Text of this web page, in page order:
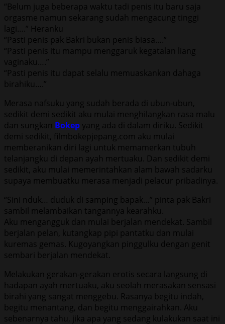
“Belum juga beberapa waktu tadi penis itu baru saja
orgasme namun sekarang sudah mengacung tinggi
lagi….” Heranku
“Pasti penis pak Bakri bukan penis biasa….”
“Pasti penis itu mampu menggaruk kegatalan liang
vaginaku….”
“Pasti penis itu dapat selalu memuaskankan dahaga
birahiku….”
Merasa nafsuku yang sudah berada di ubun-ubun,
sedikit demi sedikit aku mulai menghilangkan rasa malu
dan sungkan Bokep yang ada di dalam diriku. Sedikit
demi sedikit, filmbokepjepang.com aku mulai
memberanikan diri lagi untuk memamerkan tubuh
telanjangku di depan ayah mertuaku. Dan sedikit demi
sedikit, aku mulai memerintahkan alam bawah sadarku
supaya membuatku merasa menjadi pelacur pribadinya.
“Sini nduk… duduk di samping bapak…” pinta pak Bakri
sambil melambaikan tangannya kearahku.
Aku mengangguk dan mulai berjalan mendekat. Sambil
berjalan pelan, kutangkap pipi pantatku dan mulai
kuremas gemas. Kugoyangkan pinggulku dengan genit
sembari berjalan mendekat.
Melakukan gerakan-gerakan erotis secara langsung di
hadapan ayah mertuaku, aku seolah merasakan sensasi
birahi yang sangat menggebu. Rasanya begitu indah,
begitu menantang, dan begitu menggairahkan. Aku
sebenarnya tahu, jika apa yang sedang kulakukan saat ini